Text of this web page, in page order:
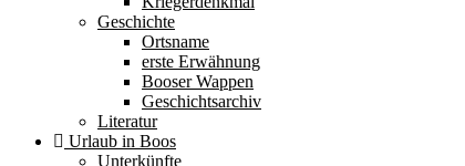
Geschichte
Ortsname
erste Erwähnung
Booser Wappen
Geschichtsarchiv
Literatur
Urlaub in Boos
Unterkünfte